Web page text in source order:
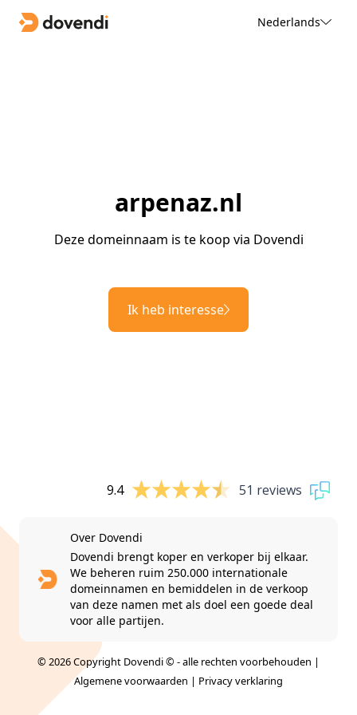
Nederlands
arpenaz.nl
Deze domeinnaam is te koop via Dovendi
Ik heb interesse
9.4 51 reviews
Over Dovendi
Dovendi brengt koper en verkoper bij elkaar.
We beheren ruim 250.000 internationale
domeinnamen en bemiddelen in de verkoop
van deze namen met als doel een goede deal
voor alle partijen.
© 2026 Copyright Dovendi © - alle rechten voorbehouden |
Algemene voorwaarden | Privacy verklaring